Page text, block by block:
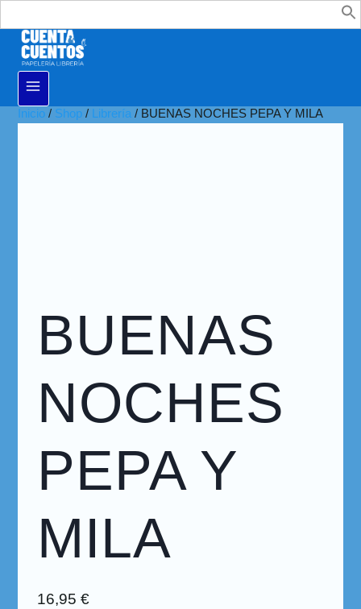
Buscar:
Inicio / Shop / Librería / BUENAS NOCHES PEPA Y MILA
BUENAS
NOCHES
PEPA Y
MILA
16,95 €